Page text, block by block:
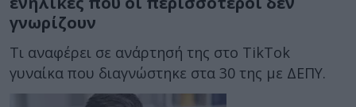
γνωρίζουν
Τι αναφέρει σε ανάρτησή της στο TikTok
γυναίκα που διαγνώστηκε στα 30 της με ΔΕΠΥ.